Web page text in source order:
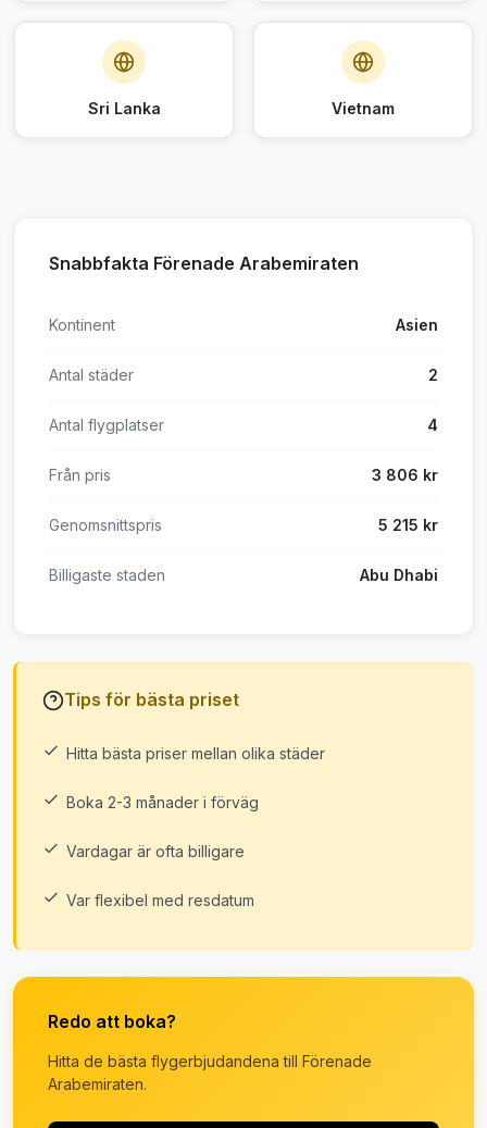
Sri Lanka Vietnam
Snabbfakta Förenade Arabemiraten
Kontinent Asien
Antal städer 2
Antal flygplatser 4
Från pris 3 806 kr
Genomsnittspris 5 215 kr
Billigaste staden Abu Dhabi
Tips för bästa priset
Hitta bästa priser mellan olika städer
Boka 2-3 månader i förväg
Vardagar är ofta billigare
Var flexibel med resdatum
Redo att boka?
Hitta de bästa flygerbjudandena till Förenade
Arabemiraten.